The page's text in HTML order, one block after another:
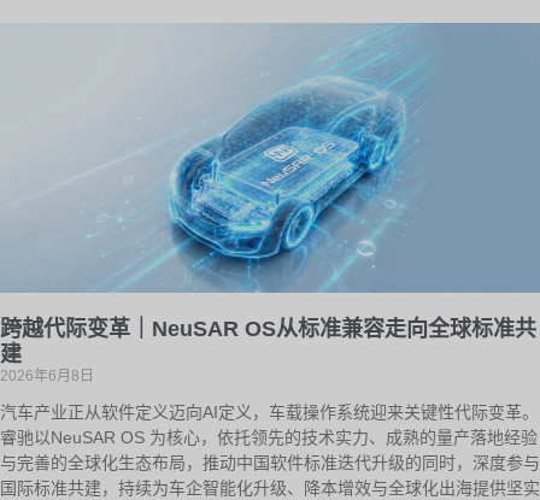
跨越代际变革｜NeuSAR OS从标准兼容走向全球标准共
建
2026年6月8日
汽车产业正从软件定义迈向AI定义，车载操作系统迎来关键性代际变革。
睿驰以NeuSAR OS 为核心，依托领先的技术实力、成熟的量产落地经验
与完善的全球化生态布局，推动中国软件标准迭代升级的同时，深度参与
国际标准共建，持续为车企智能化升级、降本增效与全球化出海提供坚实